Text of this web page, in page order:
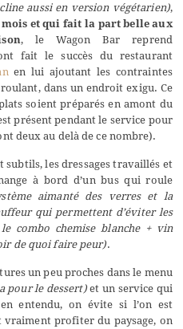
aussi en version végétarien),
mois et qui fait la part belle aux
, le Wagon Bar reprend
fait le succès du restaurant
en lui ajoutant les contraintes
dans un endroit exigu. Ce
soient préparés en amont du
présent pendant le service pour
deux au delà de ce nombre).
subtils, les dressages travaillés et
à bord d’un bus qui roule
aimanté des verres et la
qui permettent d’éviter les
combo chemise blanche + vin
de quoi faire peur).
un peu proches dans le menu
pour le dessert)et un service qui
entendu, on évite si l’on est
profiter du paysage, on